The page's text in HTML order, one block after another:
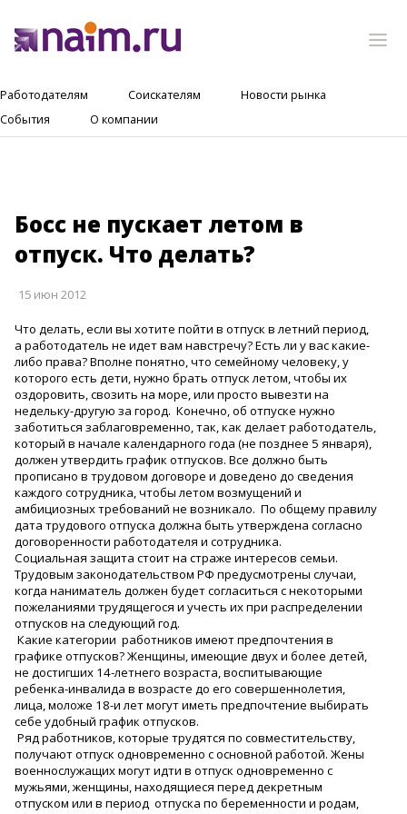
Работодателям Соискателям
Новости рынка
События
О компании
Босс не пускает летом в
отпуск. Что делать?
15 июн 2012
Что делать, если вы хотите пойти в отпуск в летний период,
а работодатель не идет вам навстречу? Есть ли у вас какие-
либо права? Вполне понятно, что семейному человеку, у
которого есть дети, нужно брать отпуск летом, чтобы их
оздоровить, свозить на море, или просто вывезти на
недельку-другую за город. Конечно, об отпуске нужно
заботиться заблаговременно, так, как делает работодатель,
который в начале календарного года (не позднее 5 января),
должен утвердить график отпусков. Все должно быть
прописано в трудовом договоре и доведено до сведения
каждого сотрудника, чтобы летом возмущений и
амбициозных требований не возникало. По общему правилу
дата трудового отпуска должна быть утверждена согласно
договоренности работодателя и сотрудника.
Социальная защита стоит на страже интересов семьи.
Трудовым законодательством РФ предусмотрены случаи,
когда наниматель должен будет согласиться с некоторыми
пожеланиями трудящегося и учесть их при распределении
отпусков на следующий год.
Какие категории работников имеют предпочтения в
графике отпусков? Женщины, имеющие двух и более детей,
не достигших 14-летнего возраста, воспитывающие
ребенка-инвалида в возрасте до его совершеннолетия,
лица, моложе 18-и лет могут иметь предпочтение выбирать
себе удобный график отпусков.
Ряд работников, которые трудятся по совместительству,
получают отпуск одновременно с основной работой. Жены
военнослужащих могут идти в отпуск одновременно с
мужьями, женщины, находящиеся перед декретным
отпуском или в период отпуска по беременности и родам,